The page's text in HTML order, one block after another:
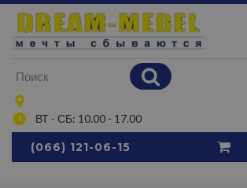
ВТ - СБ: 10.00 - 17.00
(066) 121-06-15